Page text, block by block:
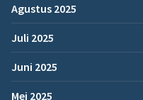
Agustus 2025
Juli 2025
Juni 2025
Mei 2025